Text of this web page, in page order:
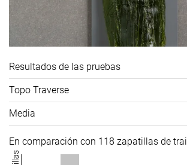
Resultados de las pruebas
Topo Traverse
Media
En comparación con 118 zapatillas de trail